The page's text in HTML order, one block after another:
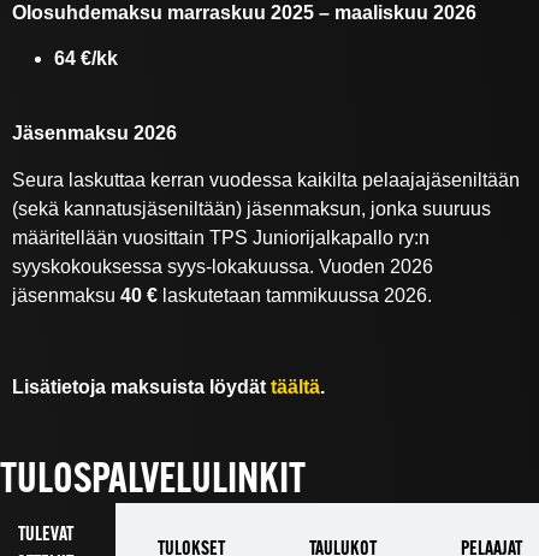
Olosuhdemaksu marraskuu 2025 – maaliskuu 2026
64 €/kk
Jäsenmaksu 2026
Seura laskuttaa kerran vuodessa kaikilta pelaajajäseniltään
(sekä kannatusjäseniltään) jäsenmaksun, jonka suuruus
määritellään vuosittain TPS Juniorijalkapallo ry:n
syyskokouksessa syys-lokakuussa. Vuoden 2026
jäsenmaksu 40 € laskutetaan tammikuussa 2026.
Lisätietoja maksuista löydättäältä.
TULOSPALVELULINKIT
TULEVAT
TULOKSET TAULUKOT PELAAJAT